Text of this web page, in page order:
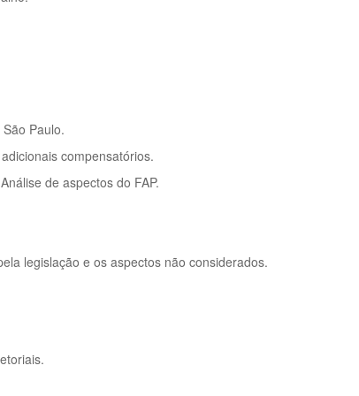
Paulo.
compensatórios.
de aspectos do FAP.
legislação e os aspectos não considerados.